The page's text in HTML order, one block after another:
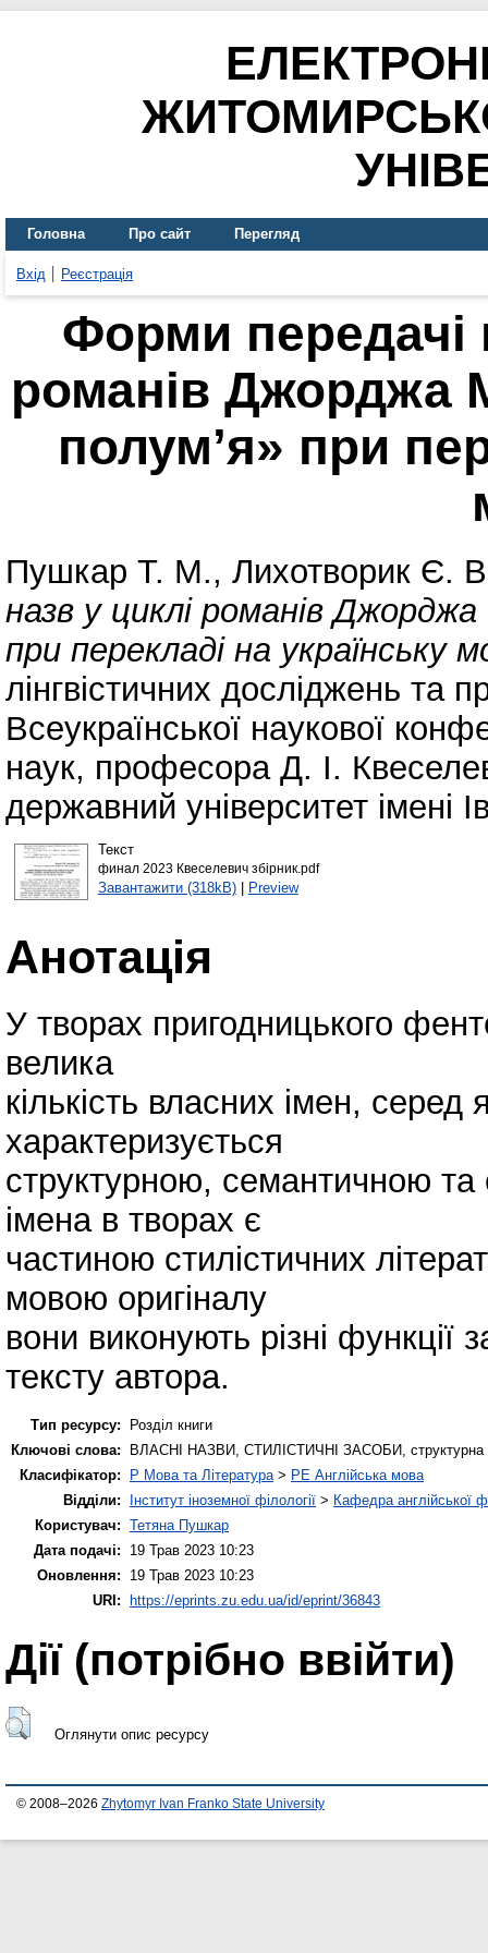
Головна Про сайт Перегляд
Вхід Реєстрація
Форми передачі
романів Джорджа
полум’я» при
Пушкар Т. М., Лихотворик Є.
назв у циклі романів
при перекладі на українську
лінгвістичних досліджень та
Всеукраїнської наукової
наук, професора Д. І.
державний університет
Текст
финал 2023 Квеселевич збірник.pdf
Завантажити (318kB)| Preview
Анотація
У творах пригодницького
велика
кількість власних імен,
характеризується
структурною, семантичною та
імена в творах є
частиною стилістичних
мовою оригіналу
вони виконують різні
тексту автора.
Тип ресурсу:
Розділ книги
Ключові слова:
ВЛАСНІ НАЗВИ, СТИЛІСТИЧНІ ЗАСОБИ, структурна
Класифікатор:
P Мова та Література > PE Англійська мова
Відділи:
Інститут іноземної філології > Кафедра англійської
Користувач: Тетяна Пушкар
Дата подачі:
19 Трав 2023 10:23
Оновлення:
19 Трав 2023 10:23
URI: https://eprints.zu.edu.ua/id/eprint/36843
Дії ​​(потрібно ввійти)
Оглянути опис ресурсу
© 2008–2026 Zhytomyr Ivan Franko State University